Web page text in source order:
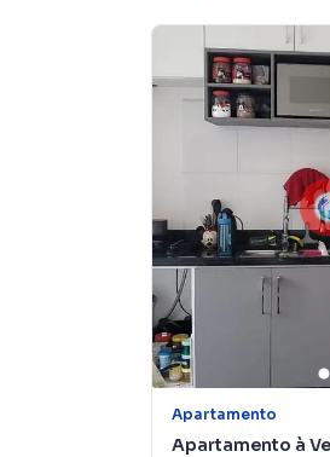
Apartamento
Apartamento à